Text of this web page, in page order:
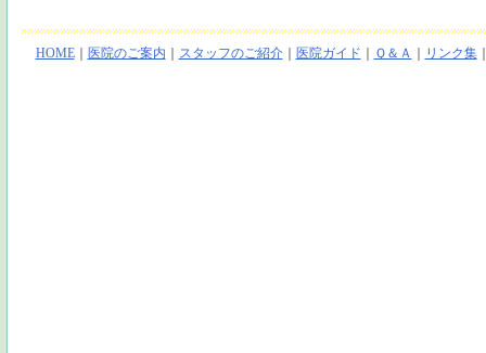
HOME｜ 医院のご案内 スタッフのご紹介｜ 医院ガイド Ｑ＆Ａ リンク集